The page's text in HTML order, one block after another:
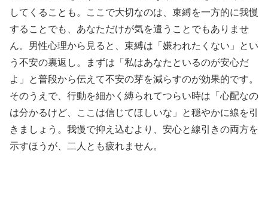
してくることも。ここで大切なのは、束縛を一方的に我慢
することでも、あなただけが気を遣うことでもありませ
ん。男性心理から見ると、束縛は「嫌われたくない」とい
う不安の裏返し。まずは「私はあなたといるのが安心だ
よ」と普段から伝えて不安の芽を減らすのが効果的です。
そのうえで、行動を細かく縛られてつらい時は「心配なの
は分かるけど、ここは信じてほしいな」と穏やかに線を引
きましょう。我慢で抑え込むより、安心と線引きの両方を
示すほうが、二人とも疲れません。